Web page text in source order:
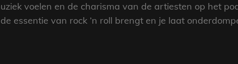
voelen en de charisma van de artiesten op het
essentie van rock ’n roll brengt en je laat